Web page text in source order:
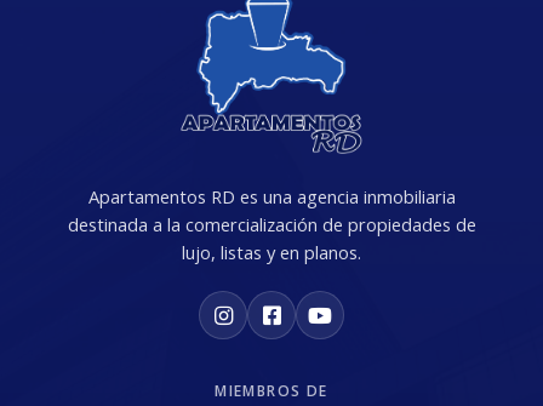
Apartamentos RD es una agencia inmobiliaria
destinada a la comercialización de propiedades de
lujo, listas y en planos.
MIEMBROS DE